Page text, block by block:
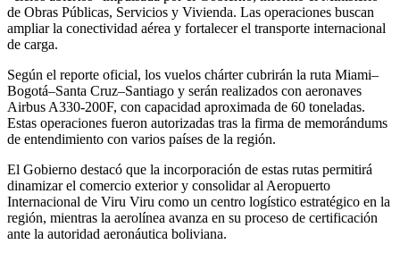
de Obras Públicas, Servicios y Vivienda. Las operaciones buscan
ampliar la conectividad aérea y fortalecer el transporte internacional
de carga.
Según el reporte oficial, los vuelos chárter cubrirán la ruta Miami–
Bogotá–Santa Cruz–Santiago y serán realizados con aeronaves
Airbus A330-200F, con capacidad aproximada de 60 toneladas.
Estas operaciones fueron autorizadas tras la firma de memorándums
de entendimiento con varios países de la región.
El Gobierno destacó que la incorporación de estas rutas permitirá
dinamizar el comercio exterior y consolidar al Aeropuerto
Internacional de Viru Viru como un centro logístico estratégico en la
región, mientras la aerolínea avanza en su proceso de certificación
ante la autoridad aeronáutica boliviana.